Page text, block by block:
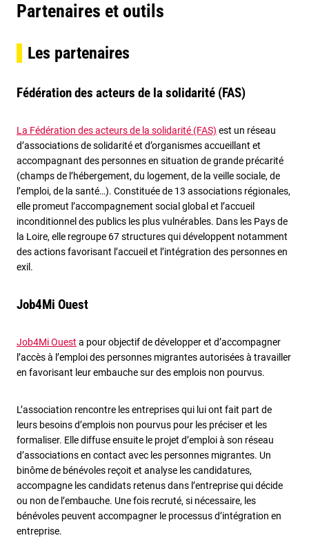
Partenaires et outils
Les partenaires
Fédération des acteurs de la solidarité (FAS)
La Fédération des acteurs de la solidarité (FAS) est un réseau
d’associations de solidarité et d’organismes accueillant et
accompagnant des personnes en situation de grande précarité
(champs de l’hébergement, du logement, de la veille sociale, de
l’emploi, de la santé…). Constituée de 13 associations régionales,
elle promeut l’accompagnement social global et l’accueil
inconditionnel des publics les plus vulnérables. Dans les Pays de
la Loire, elle regroupe 67 structures qui développent notamment
des actions favorisant l’accueil et l’intégration des personnes en
exil.
Job4Mi Ouest
Job4Mi Ouest a pour objectif de développer et d’accompagner
l’accès à l’emploi des personnes migrantes autorisées à travailler
en favorisant leur embauche sur des emplois non pourvus.
L’association rencontre les entreprises qui lui ont fait part de
leurs besoins d’emplois non pourvus pour les préciser et les
formaliser. Elle diffuse ensuite le projet d’emploi à son réseau
d’associations en contact avec les personnes migrantes. Un
binôme de bénévoles reçoit et analyse les candidatures,
accompagne les candidats retenus dans l’entreprise qui décide
ou non de l’embauche. Une fois recruté, si nécessaire, les
bénévoles peuvent accompagner le processus d’intégration en
entreprise.